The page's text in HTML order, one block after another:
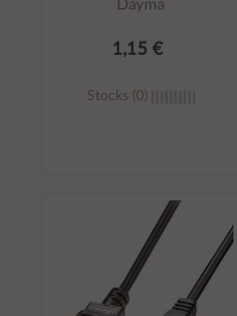
Dayma
1,15 €
Stocks (0)
Añadir al
carrito